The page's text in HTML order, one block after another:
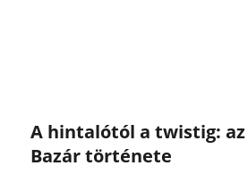
A hintalótól a twistig:
Bazár története